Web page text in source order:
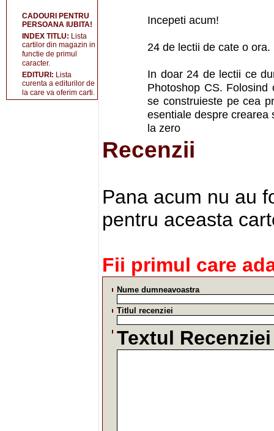
Incepeti acum!
24 de lectii de cate o ora.
In doar 24 de lectii ce
Photoshop CS.
se construieste pe cea
esentiale despre crearea
la zero
Recenzii
Pana acum nu au
pentru aceasta
Fii primul care
Nume dumneavoastra
Titlul recenziei
Textul Recenziei
CADOURI PENTRU
PERSOANA IUBITA!
INDEX TITLU: Lista
cartilor din magazin in
functie de primul
caracter.
EDITURI: Lista
curenta a editurilor de
la care va oferim carti.